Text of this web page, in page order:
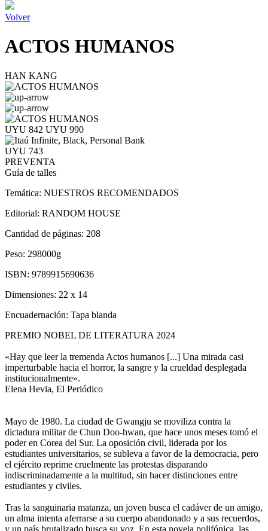
Volver
ACTOS HUMANOS
HAN KANG
UYU 842 UYU 990
UYU 743
PREVENTA
Guía de talles
Temática: NUESTROS RECOMENDADOS
Editorial: RANDOM HOUSE
Cantidad de páginas: 208
Peso: 298000g
ISBN: 9789915690636
Dimensiones: 22 x 14
Encuadernación: Tapa blanda
PREMIO NOBEL DE LITERATURA 2024
«Hay que leer la tremenda Actos humanos [...] Una mirada casi
imperturbable hacia el horror, la sangre y la crueldad desplegada
institucionalmente».
Elena Hevia, El Periódico
Mayo de 1980. La ciudad de Gwangju se moviliza contra la
dictadura militar de Chun Doo-hwan, que hace unos meses tomó el
poder en Corea del Sur. La oposición civil, liderada por los
estudiantes universitarios, se subleva a favor de la democracia, pero
el ejército reprime cruelmente las protestas disparando
indiscriminadamente a la multitud, sin hacer distinciones entre
estudiantes y civiles.
Tras la sanguinaria matanza, un joven busca el cadáver de un amigo,
un alma intenta aferrarse a su cuerpo abandonado y a sus recuerdos,
y un país brutalizado busca su voz. En esta novela polifónica, las